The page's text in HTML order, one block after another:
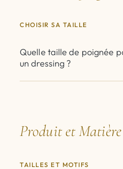
CHOISIR SA TAILLE
Quelle taille de poignée
un dressing ?
Produit et Matière
TAILLES ET MOTIFS